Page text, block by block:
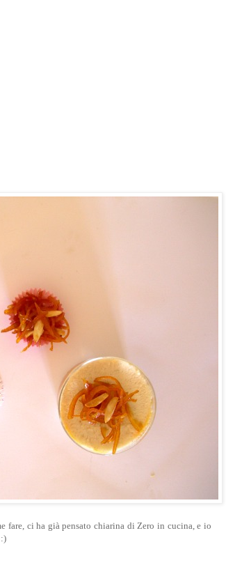
fare, ci ha già pensato chiarina di Zero in cucina, e io